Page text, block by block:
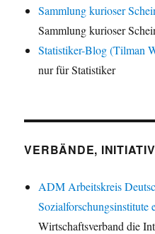
Sammlung kurioser
Sammlung kurioser
Statistiker-Blog (Tilman
nur für Statistiker
VERBÄNDE,
ADM Arbeitskreis
Sozialforschungsinstitute
Wirtschaftsverband die